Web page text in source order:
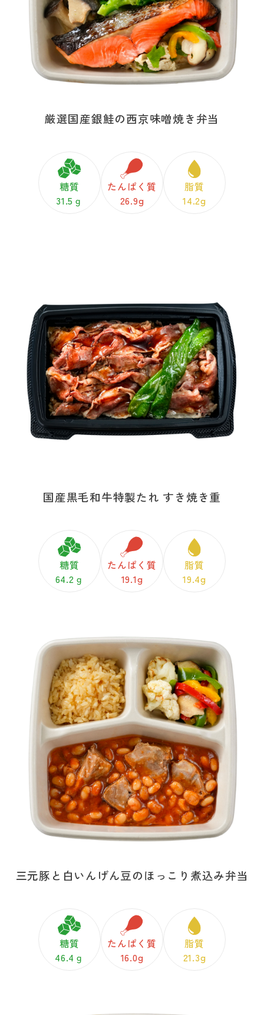
厳選国産銀鮭の西京味噌焼き弁当
糖質
31.5ｇ
たんぱく質
26.9g
脂質
14.2g
国産黒毛和牛特製たれ すき焼き重
糖質
64.2ｇ
たんぱく質
19.1g
脂質
19.4g
三元豚と白いんげん豆のほっこり煮込み弁当
糖質
46.4ｇ
たんぱく質
16.0g
脂質
21.3g